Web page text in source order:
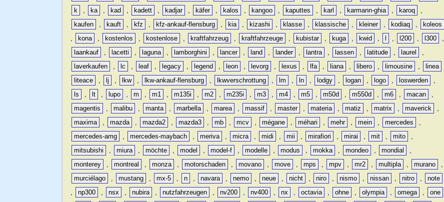
k
, ka , kad , kadett , kadjar , käfer , kalos , kangoo , kaputtes , karl , karmann-ghia , karoq
,
kaufen
, kauft , kfz , kfz-ankauf-flensburg , kia , kizashi , klasse , klassische , kleiner , kodiaq ,
koleos
,
kona , kostenlos , kostenlose , kraftfahrzeug , kraftfahrzeuge , kubistar , kuga , kwid , , l200 , l300
,
laankauf
, lacetti , laguna , lamborghini , lancer , land , lander , lantra , lassen , latitude , laurel
,
laverkaufen
, lc , leaf , legacy , legend , leon , levorg , lexus , lfa , liana , libero , limousine , linea
liteace
, lj , lkw , lkw-ankauf-flensburg , lkwverschrottung , lm , ln , lodgy , logan , logo , loswerden
,
ls
, lt , lupo , m , m1 , m135i , m2 , m235i , m3 , m4 , m5 , m50d , m550d , m6 , macan
,
magentis
, malibu , manta , marbella , marea , massif , master , materia , matiz , matrix , maverick
,
maxima
, mazda , mazda2 , mazda3 , mb , mcv , mégane , méhari , mehr , mein , mercedes
,
mercedes-amg
, mercedes-maybach , meriva , micra , midi , mii , mirafiori , mirai , mit , mito
,
mitsubishi
, miura , möchte , model , model-f , modelle , modus , mokka , mondeo , mondial
,
monterey
, montreal , monza , motorschaden , movano , move , mps , mpv , mr2 , multipla , murano
,
murciélago
, mustang , mx-5 , n , navara , nemo , neue , nicht , niro , nismo , nissan , nitro ,
note
,
np300 , nsx , nubira , nutzfahrzeugen , nv200 , nv400 , nx , octavia , ohne , olympia , omega ,
one